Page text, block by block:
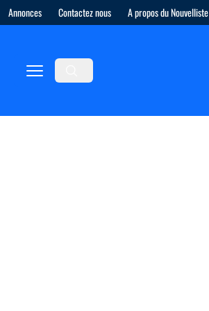
Annonces Contactez nous A propos du Nouvelliste